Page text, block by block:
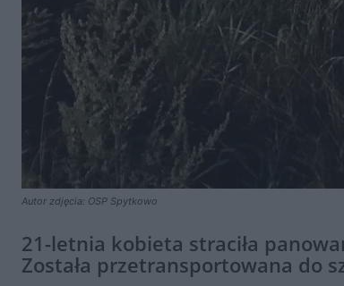
Autor zdjęcia: OSP Spytkowo
21-letnia kobieta straciła
Została przetransportowana do